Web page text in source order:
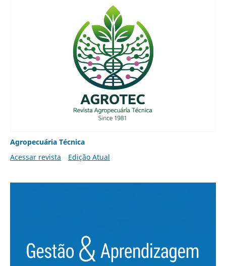
Agropecuária Técnica
Acessar revista
Edição Atual